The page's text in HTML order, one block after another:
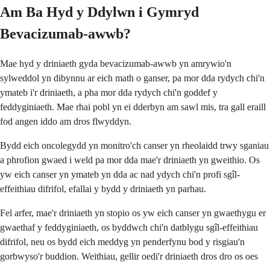
Am Ba Hyd y Ddylwn i Gymryd
Bevacizumab-awwb?
Mae hyd y driniaeth gyda bevacizumab-awwb yn amrywio'n
sylweddol yn dibynnu ar eich math o ganser, pa mor dda rydych chi'n
ymateb i'r driniaeth, a pha mor dda rydych chi'n goddef y
feddyginiaeth. Mae rhai pobl yn ei dderbyn am sawl mis, tra gall eraill
fod angen iddo am dros flwyddyn.
Bydd eich oncolegydd yn monitro'ch canser yn rheolaidd trwy sganiau
a phrofion gwaed i weld pa mor dda mae'r driniaeth yn gweithio. Os
yw eich canser yn ymateb yn dda ac nad ydych chi'n profi sgîl-
effeithiau difrifol, efallai y bydd y driniaeth yn parhau.
Fel arfer, mae'r driniaeth yn stopio os yw eich canser yn gwaethygu er
gwaethaf y feddyginiaeth, os byddwch chi'n datblygu sgîl-effeithiau
difrifol, neu os bydd eich meddyg yn penderfynu bod y risgiau'n
gorbwyso'r buddion. Weithiau, gellir oedi'r driniaeth dros dro os oes